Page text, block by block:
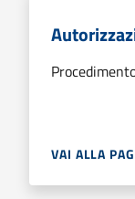
VAI ALLA